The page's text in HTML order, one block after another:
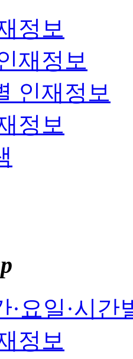
정보
재정보
인재정보
정보
·요일·시간
정보